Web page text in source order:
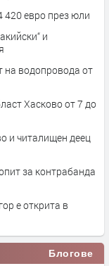
евро през юли
и
на водопровода от
Хасково от 7 до
и читалищен деец
за контрабанда
е открита в
Блогове